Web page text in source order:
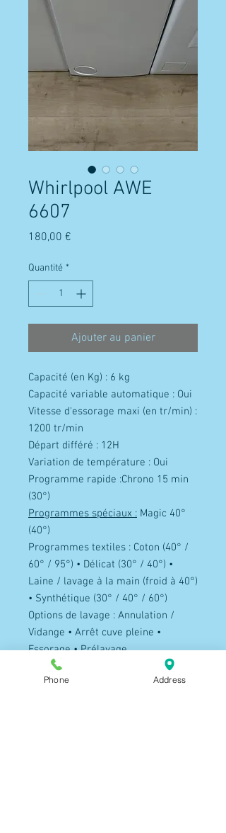
Whirlpool AWE
6607
180,00 €
Quantité *
Ajouter au panier
Capacité (en Kg) : 6 kg
Capacité variable automatique : Oui
Vitesse d'essorage maxi (en tr/min) :
1200 tr/min
Départ différé : 12H
Variation de température : Oui
Programme rapide :Chrono 15 min
(30°)
Programmes spéciaux : Magic 40°
(40°)
Programmes textiles : Coton (40° /
60° / 95°) • Délicat (30° / 40°) •
Laine / lavage à la main (froid à 40°)
• Synthétique (30° / 40° / 60°)
Options de lavage : Annulation /
Vidange • Arrêt cuve pleine •
Essorage • Prélavage
• Rapide • Rinçage plus
Efficacité énergétique / lavage /
Phone Address